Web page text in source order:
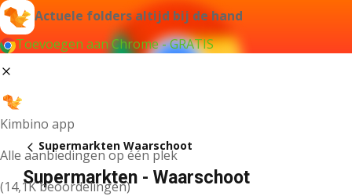
Actuele folders altijd bij de hand
Toevoegen aan Chrome - GRATIS
Kimbino app
Alle aanbiedingen op één plek
(14,1K beoordelingen)
Supermarkten Waarschoot
Supermarkten - Waarschoot